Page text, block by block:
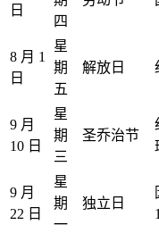
日
四
8 月 1
日
星
期
五
解放日
9 月
10 日
星
期
三
圣乔治节
9 月
22 日
星
期
一
独立日